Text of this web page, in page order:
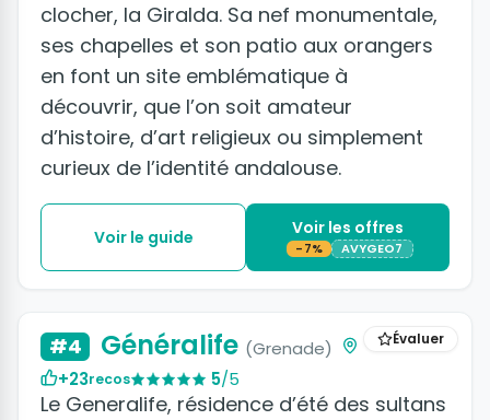
clocher, la Giralda. Sa nef monumentale,
ses chapelles et son patio aux orangers
en font un site emblématique à
découvrir, que l’on soit amateur
d’histoire, d’art religieux ou simplement
curieux de l’identité andalouse.
Voir le guide Voir les offres
-7% AVYGEO7
Évaluer
#4 Généralife (Grenade)
+23recos 5/5
Le Generalife, résidence d’été des sultans